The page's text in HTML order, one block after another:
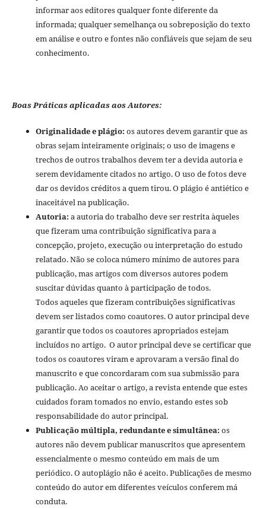
informar aos editores qualquer fonte diferente da
informada; qualquer semelhança ou sobreposição do texto
em análise e outro e fontes não confiáveis que sejam de seu
conhecimento.
Boas Práticas aplicadas aos Autores:
Originalidade e plágio: os autores devem garantir que as
obras sejam inteiramente originais; o uso de imagens e
trechos de outros trabalhos devem ter a devida autoria e
serem devidamente citados no artigo. O uso de fotos deve
dar os devidos créditos a quem tirou. O plágio é antiético e
inaceitável na publicação.
Autoria: a autoria do trabalho deve ser restrita àqueles
que fizeram uma contribuição significativa para a
concepção, projeto, execução ou interpretação do estudo
relatado. Não se coloca número mínimo de autores para
publicação, mas artigos com diversos autores podem
suscitar dúvidas quanto à participação de todos.
Todos aqueles que fizeram contribuições significativas
devem ser listados como coautores. O autor principal deve
garantir que todos os coautores apropriados estejam
incluídos no artigo. O autor principal deve se certificar que
todos os coautores viram e aprovaram a versão final do
manuscrito e que concordaram com sua submissão para
publicação. Ao aceitar o artigo, a revista entende que estes
cuidados foram tomados no envio, estando estes sob
responsabilidade do autor principal.
Publicação múltipla, redundante e simultânea: os
autores não devem publicar manuscritos que apresentem
essencialmente o mesmo conteúdo em mais de um
periódico. O autoplágio não é aceito. Publicações de mesmo
conteúdo do autor em diferentes veículos conferem má
conduta.